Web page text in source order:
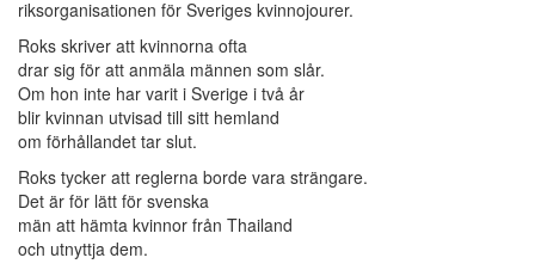
riksorganisationen för Sveriges kvinnojourer.
Roks skriver att kvinnorna ofta
drar sig för att anmäla männen som slår.
Om hon inte har varit i Sverige i två år
blir kvinnan utvisad till sitt hemland
om förhållandet tar slut.
Roks tycker att reglerna borde vara strängare.
Det är för lätt för svenska
män att hämta kvinnor från Thailand
och utnyttja dem.